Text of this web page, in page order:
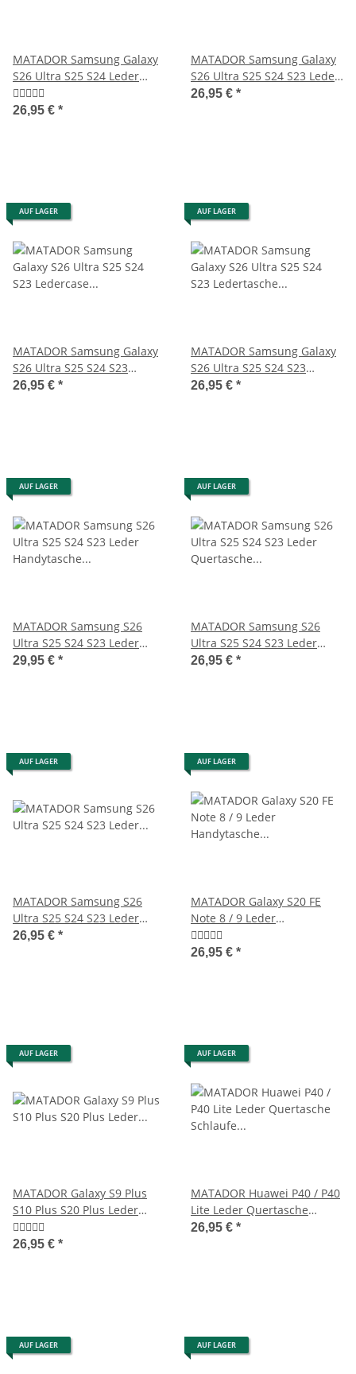
MATADOR Samsung Galaxy
S26 Ultra S25 S24 Leder
Quertasche Braun
26,95 € *
MATADOR Samsung Galaxy
S26 Ultra S25 S24 S23 Leder
Hülle Schwarz
26,95 € *
AUF LAGER
MATADOR Samsung Galaxy
S26 Ultra S25 S24 S23
Ledercase Schwarz
26,95 € *
AUF LAGER
MATADOR Samsung Galaxy
S26 Ultra S25 S24 S23
Ledertasche Schwarz
26,95 € *
AUF LAGER
MATADOR Samsung S26
Ultra S25 S24 S23 Leder
Handytasche Schwarz
29,95 € *
AUF LAGER
MATADOR Samsung S26
Ultra S25 S24 S23 Leder
Quertasche Schwarz
26,95 € *
AUF LAGER
MATADOR Samsung S26
Ultra S25 S24 S23 Leder
Vertikaltasche Schwarz
26,95 € *
AUF LAGER
MATADOR Galaxy S20 FE
Note 8 / 9 Leder
Handytasche Vertikal
Schwarz
26,95 € *
AUF LAGER
MATADOR Galaxy S9 Plus
S10 Plus S20 Plus Leder
Gürteltasche Schwarz
26,95 € *
AUF LAGER
MATADOR Huawei P40 / P40
Lite Leder Quertasche
Schlaufe Schwarz
26,95 € *
AUF LAGER AUF LAGER